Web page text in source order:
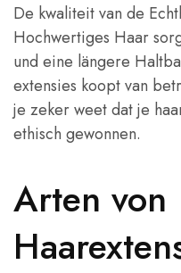
De kwaliteit van de
Hochwertiges Haar
und eine längere
extensies koopt van
je zeker weet dat je
ethisch gewonnen.
Arten von